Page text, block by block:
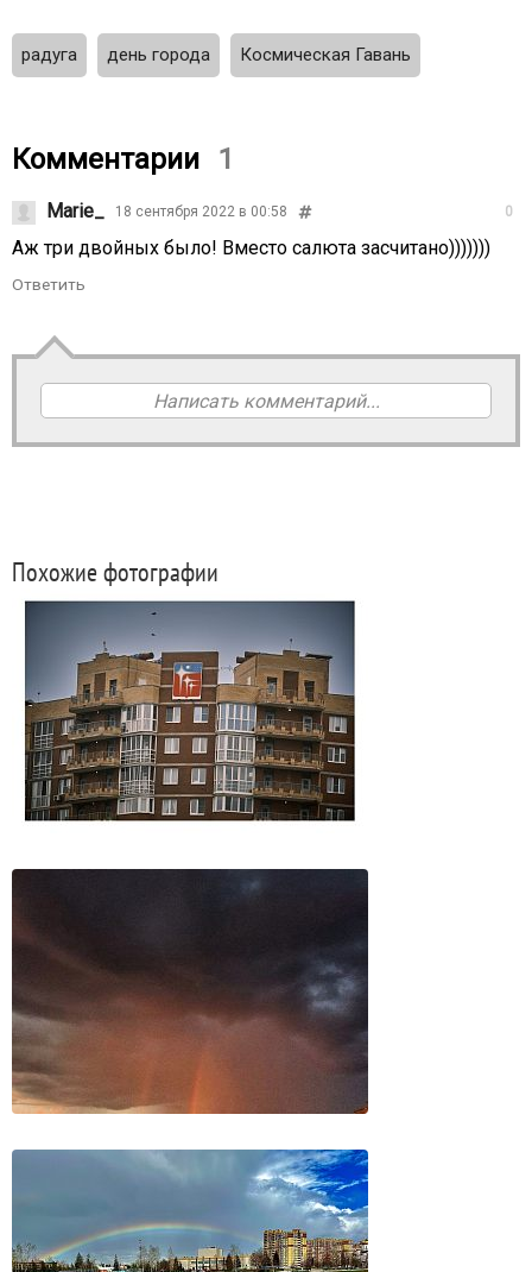
радуга день города Космическая Гавань
Комментарии 1
Marie_ 18 сентября 2022 в 00:58 0
Аж три двойных было! Вместо салюта засчитано)))))))
Ответить
Написать комментарий...
Похожие фотографии